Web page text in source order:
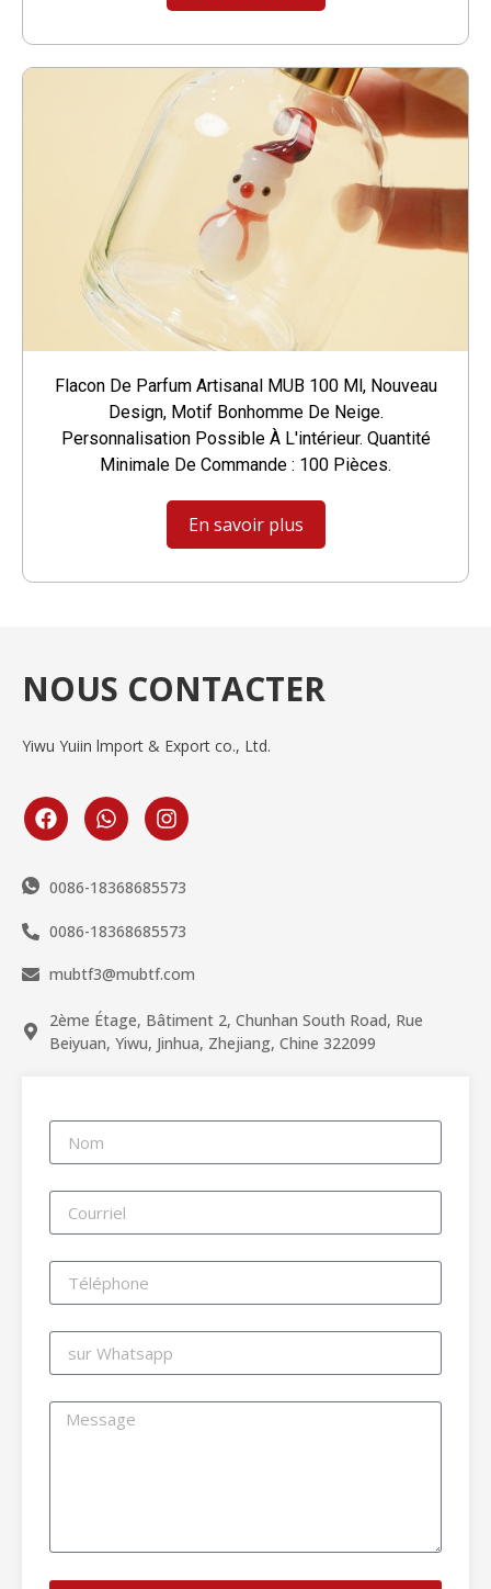
Flacon De Parfum Artisanal MUB 100 Ml, Nouveau
Design, Motif Bonhomme De Neige.
Personnalisation Possible À L'intérieur. Quantité
Minimale De Commande : 100 Pièces.
En savoir plus
NOUS CONTACTER
Yiwu Yuiin lmport & Export co., Ltd.
0086-18368685573
0086-18368685573
mubtf3@mubtf.com
2ème Étage, Bâtiment 2, Chunhan South Road, Rue
Beiyuan, Yiwu, Jinhua, Zhejiang, Chine 322099